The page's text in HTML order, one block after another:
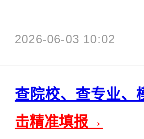
2026-06-03 10:02
查院校、查专业、
击精准填报→